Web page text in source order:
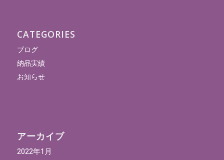
CATEGORIES
ブログ
納品実績
お知らせ
アーカイブ
2022年1月